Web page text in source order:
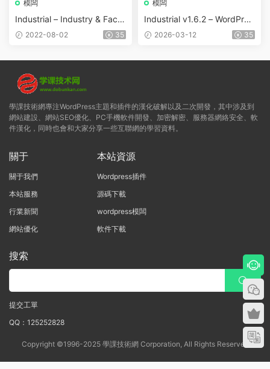
模闆
Industrial – Industry & Facto
ry WordPress v1.0 – 6 April
2022-08-02 35
模闆
Industrial v1.6.2 – WordPres
s工業工廠主題
2026-03-12 35
學課技術網專注WordPress主題和插件的漢化破解以及二次開發，其中涉及到
網站建設、網站SEO優化、PC手機軟件開發、加密解密、服務器網絡安全、軟
件漢化，同時也會和大家分享一些互聯網的學習資料。
關于
關于我們
本站服務
行業新聞
網站優化
本站資源
Wordpress插件
源碼下載
wordpress模闆
軟件下載
搜索
提交工單
QQ：125252828
Copyright ©1996-2025 學課技術網 Corporation, All Rights Reserved